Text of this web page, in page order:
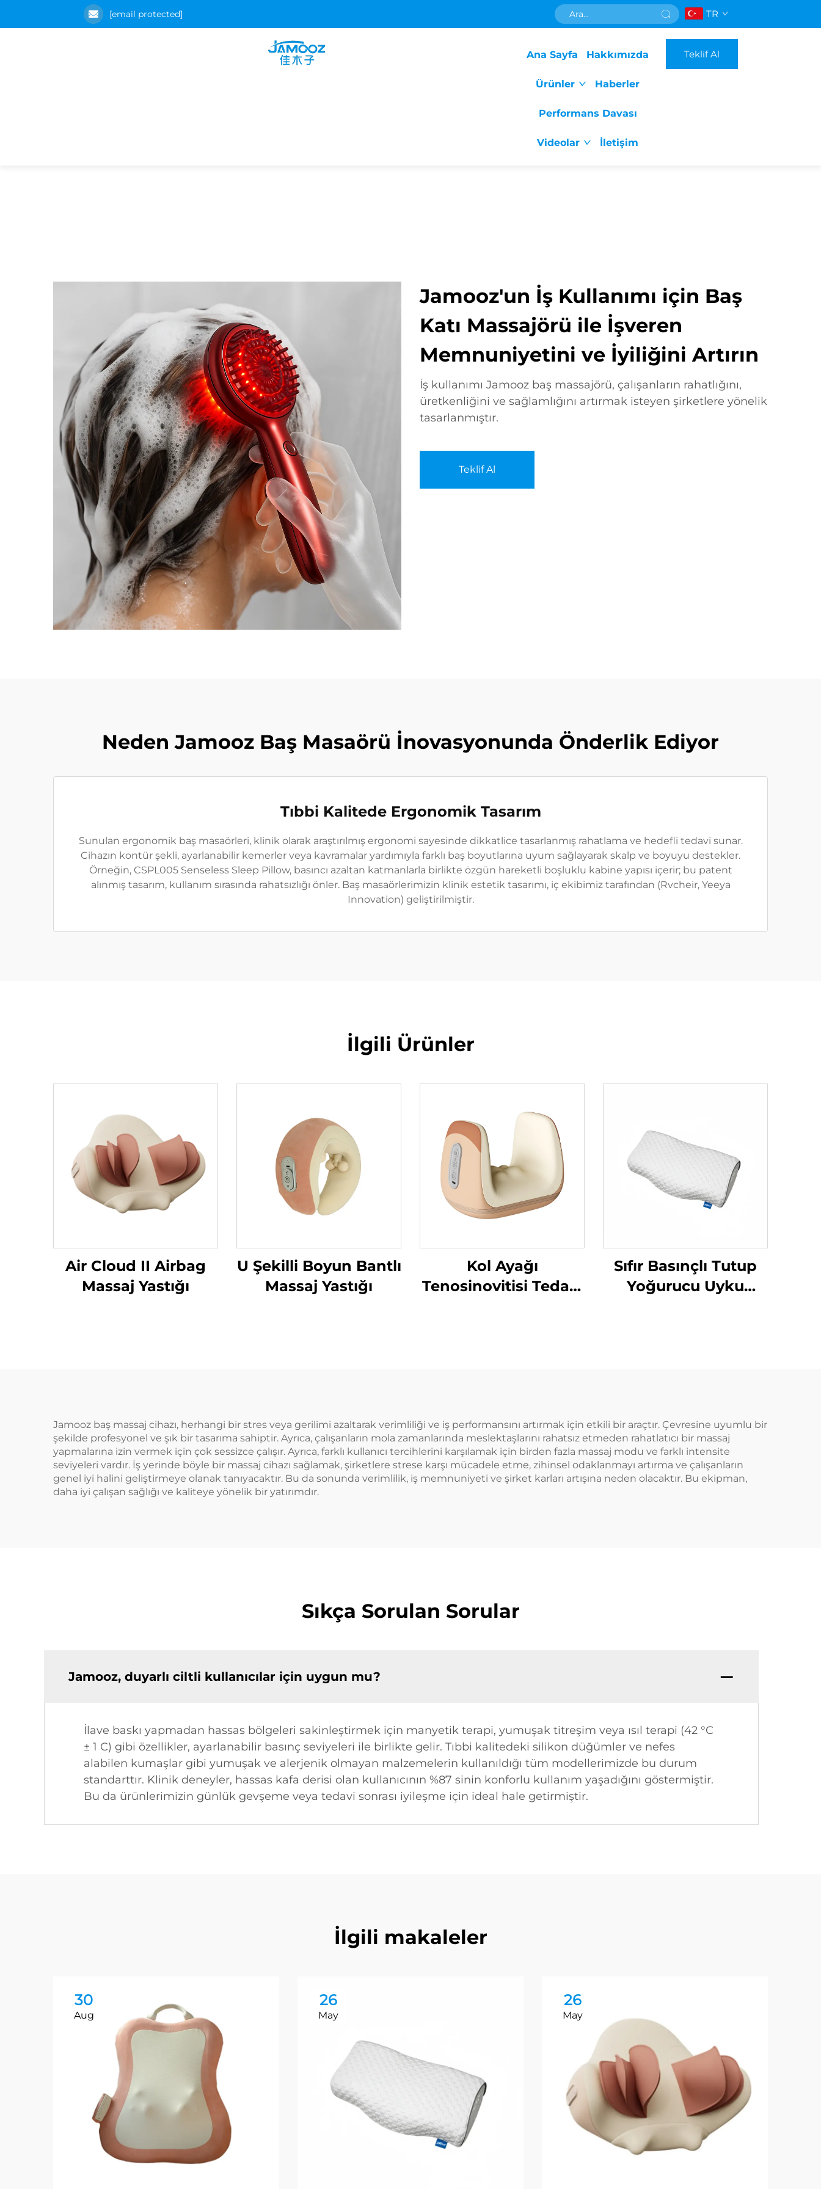
[email protected] TR
Ana Sayfa Hakkımızda
Ürünler Haberler
Performans Davası
Videolar İletişim
Teklif Al
Jamooz'un İş Kullanımı için Baş
Katı Massajörü ile İşveren
Memnuniyetini ve İyiliğini Artırın
İş kullanımı Jamooz baş massajörü, çalışanların rahatlığını,
üretkenliğini ve sağlamlığını artırmak isteyen şirketlere yönelik
tasarlanmıştır.
Teklif Al
Neden Jamooz Baş Masaörü İnovasyonunda Önderlik Ediyor
Tıbbi Kalitede Ergonomik Tasarım
Sunulan ergonomik baş masaörleri, klinik olarak araştırılmış ergonomi sayesinde dikkatlice tasarlanmış rahatlama ve hedefli tedavi sunar.
Cihazın kontür şekli, ayarlanabilir kemerler veya kavramalar yardımıyla farklı baş boyutlarına uyum sağlayarak skalp ve boyuyu destekler.
Örneğin, CSPL005 Senseless Sleep Pillow, basıncı azaltan katmanlarla birlikte özgün hareketli boşluklu kabine yapısı içerir; bu patent
alınmış tasarım, kullanım sırasında rahatsızlığı önler. Baş masaörlerimizin klinik estetik tasarımı, iç ekibimiz tarafından (Rvcheir, Yeeya
Innovation) geliştirilmiştir.
İlgili Ürünler
Air Cloud II Airbag
Massaj Yastığı
U Şekilli Boyun Bantlı
Massaj Yastığı
Kol Ayağı
Tenosinovitisi Tedavi
Sıfır Basınçlı Tutup
Yoğurucu Uyku
Jamooz baş massaj cihazı, herhangi bir stres veya gerilimi azaltarak verimliliği ve iş performansını artırmak için etkili bir araçtır. Çevresine uyumlu bir
şekilde profesyonel ve şık bir tasarıma sahiptir. Ayrıca, çalışanların mola zamanlarında meslektaşlarını rahatsız etmeden rahatlatıcı bir massaj
yapmalarına izin vermek için çok sessizce çalışır. Ayrıca, farklı kullanıcı tercihlerini karşılamak için birden fazla massaj modu ve farklı intensite
seviyeleri vardır. İş yerinde böyle bir massaj cihazı sağlamak, şirketlere strese karşı mücadele etme, zihinsel odaklanmayı artırma ve çalışanların
genel iyi halini geliştirmeye olanak tanıyacaktır. Bu da sonunda verimlilik, iş memnuniyeti ve şirket karları artışına neden olacaktır. Bu ekipman,
daha iyi çalışan sağlığı ve kaliteye yönelik bir yatırımdır.
Sıkça Sorulan Sorular
Jamooz, duyarlı ciltli kullanıcılar için uygun mu?
İlave baskı yapmadan hassas bölgeleri sakinleştirmek için manyetik terapi, yumuşak titreşim veya ısıl terapi (42 °C
± 1 C) gibi özellikler, ayarlanabilir basınç seviyeleri ile birlikte gelir. Tıbbi kalitedeki silikon düğümler ve nefes
alabilen kumaşlar gibi yumuşak ve alerjenik olmayan malzemelerin kullanıldığı tüm modellerimizde bu durum
standarttır. Klinik deneyler, hassas kafa derisi olan kullanıcının %87 sinin konforlu kullanım yaşadığını göstermiştir.
Bu da ürünlerimizin günlük gevşeme veya tedavi sonrası iyileşme için ideal hale getirmiştir.
İlgili makaleler
30
Aug
26
May
26
May